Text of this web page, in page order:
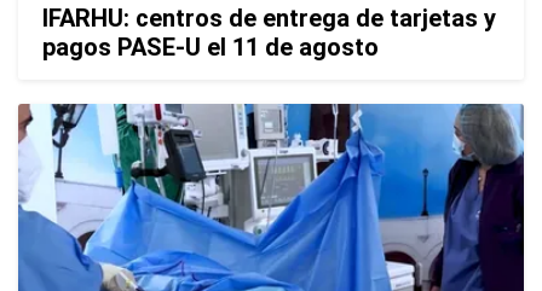
IFARHU: centros de entrega de tarjetas y
pagos PASE-U el 11 de agosto